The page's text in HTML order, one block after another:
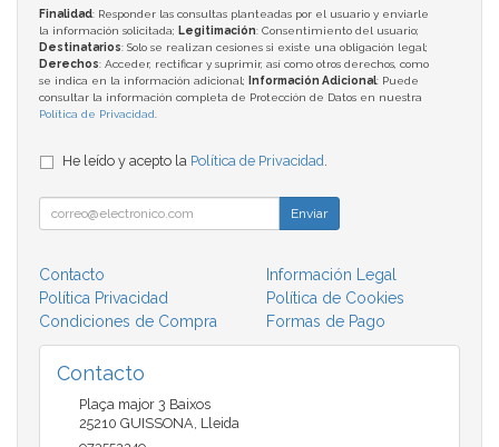
Finalidad: Responder las consultas planteadas por el usuario y enviarle
la información solicitada; Legitimación: Consentimiento del usuario;
Destinatarios: Solo se realizan cesiones si existe una obligación legal;
Derechos: Acceder, rectificar y suprimir, así como otros derechos, como
se indica en la información adicional;
Información Adicional: Puede
consultar la información completa de Protección de Datos en nuestra
Política de Privacidad
He leído y acepto la Política de Privacidad
Enviar
Contacto
Información Legal
Política Privacidad
Política de Cookies
Condiciones de Compra
Formas de Pago
Contacto
Plaça major 3 Baixos
25210 GUISSONA Lleida